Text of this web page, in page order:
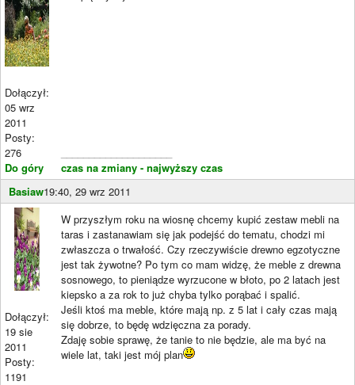
Dołączył:
05 wrz
2011
Posty:
276
Do góry
czas na zmiany - najwyższy czas
Basiaw19:40, 29 wrz 2011
Dołączył:
19 sie
2011
Posty:
1191
W przyszłym roku na wiosnę chcemy kupić zestaw mebli na
taras i zastanawiam się jak podejść do tematu, chodzi mi
zwłaszcza o trwałość. Czy rzeczywiście drewno egzotyczne
jest tak żywotne? Po tym co mam widzę, że meble z drewna
sosnowego, to pieniądze wyrzucone w błoto, po 2 latach jest
kiepsko a za rok to już chyba tylko porąbać i spalić.
Jeśli ktoś ma meble, które mają np. z 5 lat i cały czas mają
się dobrze, to będę wdzięczna za porady.
Zdaję sobie sprawę, że tanie to nie będzie, ale ma być na
wiele lat, taki jest mój plan